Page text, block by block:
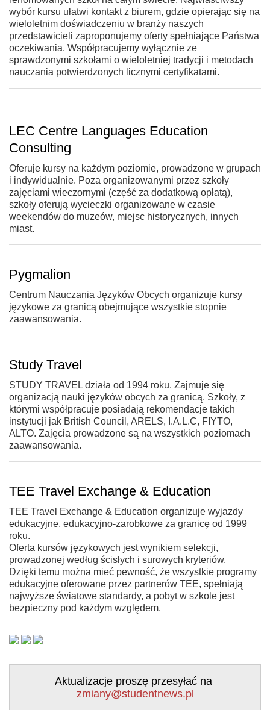
wybór kursu ułatwi kontakt z biurem, gdzie opierając się na
wieloletnim doświadczeniu w branży naszych
przedstawicieli zaproponujemy oferty spełniające Państwa
oczekiwania. Współpracujemy wyłącznie ze
sprawdzonymi szkołami o wieloletniej tradycji i metodach
nauczania potwierdzonych licznymi certyfikatami.
LEC Centre Languages Education
Consulting
Oferuje kursy na każdym poziomie, prowadzone w grupach
i indywidualnie. Poza organizowanymi przez szkoły
zajęciami wieczornymi (część za dodatkową opłatą),
szkoły oferują wycieczki organizowane w czasie
weekendów do muzeów, miejsc historycznych, innych
miast.
Pygmalion
Centrum Nauczania Języków Obcych organizuje kursy
językowe za granicą obejmujące wszystkie stopnie
zaawansowania.
Study Travel
STUDY TRAVEL działa od 1994 roku. Zajmuje się
organizacją nauki języków obcych za granicą. Szkoły, z
którymi współpracuje posiadają rekomendacje takich
instytucji jak British Council, ARELS, I.A.L.C, FIYTO,
ALTO. Zajęcia prowadzone są na wszystkich poziomach
zaawansowania.
TEE Travel Exchange & Education
TEE Travel Exchange & Education organizuje wyjazdy
edukacyjne, edukacyjno-zarobkowe za granicę od 1999
roku.
Oferta kursów językowych jest wynikiem selekcji,
prowadzonej według ścisłych i surowych kryteriów.
Dzięki temu można mieć pewność, że wszystkie programy
edukacyjne oferowane przez partnerów TEE, spełniają
najwyższe światowe standardy, a pobyt w szkole jest
bezpieczny pod każdym względem.
Aktualizacje proszę przesyłać na
zmiany@studentnews.pl